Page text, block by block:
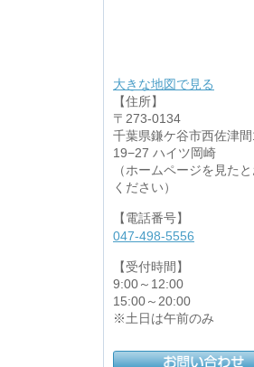
大きな地図で見る
【住所】
〒273-0134
千葉県鎌ケ谷市西佐津間
19−27 ハイツ岡崎
（ホームページを見たと
ください）
【電話番号】
047-498-5556
【受付時間】
9:00～12:00
15:00～20:00
※土日は午前のみ